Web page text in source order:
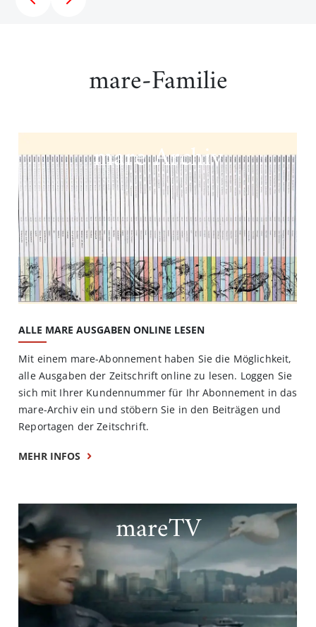
mare-Familie
mare Archiv
ALLE MARE AUSGABEN ONLINE LESEN
Mit einem mare-Abonnement haben Sie die Möglichkeit,
alle Ausgaben der Zeitschrift online zu lesen. Loggen Sie
sich mit Ihrer Kundennummer für Ihr Abonnement in das
mare-Archiv ein und stöbern Sie in den Beiträgen und
Reportagen der Zeitschrift.
MEHR INFOS
mareTV